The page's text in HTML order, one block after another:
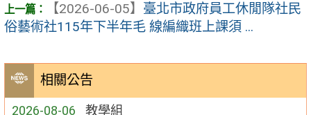
相關公告
2026-08-06 教學組
【2026-06-05】 臺北市政府員工休閒隊社民
俗藝術社115年下半年毛 線編織班上課須 ...